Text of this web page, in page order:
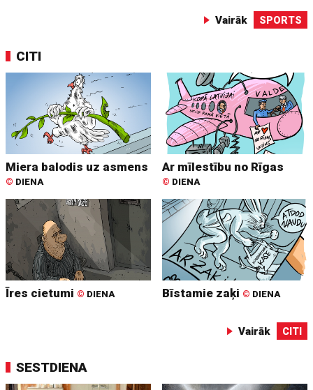
Vairāk SPORTS
CITI
Miera balodis uz asmens
© DIENA
Ar mīlestību no Rīgas
© DIENA
Īres cietumi © DIENA Bīstamie zaķi © DIENA
Vairāk CITI
SESTDIENA